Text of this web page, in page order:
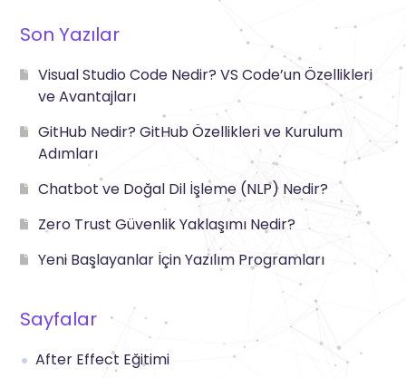
Son Yazılar
Visual Studio Code Nedir? VS Code’un Özellikleri
ve Avantajları
GitHub Nedir? GitHub Özellikleri ve Kurulum
Adımları
Chatbot ve Doğal Dil İşleme (NLP) Nedir?
Zero Trust Güvenlik Yaklaşımı Nedir?
Yeni Başlayanlar İçin Yazılım Programları
Sayfalar
After Effect Eğitimi